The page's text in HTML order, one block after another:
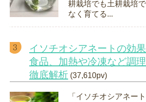
耕栽培でも土耕栽培
なく育てる...
イソチオシアネートの効
食品、加熱や冷凍など調
徹底解析 (37,610pv)
「イソチオシアネー